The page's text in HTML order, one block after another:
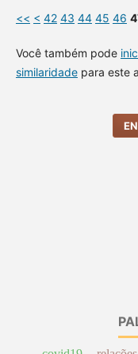
<< < 42 43 44 45 46
Você também pode
similaridadepara este